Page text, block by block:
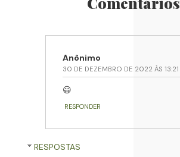
Anônimo
30 DE DEZEMBRO DE 2022 ÀS 13:21
😃
RESPONDER
RESPOSTAS